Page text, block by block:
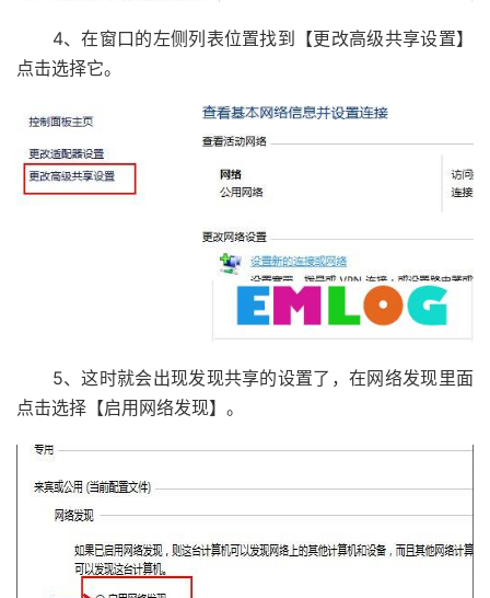
4、在窗口的左侧列表位置找到【更改高级共享设置】
点击选择它。
5、这时就会出现发现共享的设置了，在网络发现里面
点击选择【启用网络发现】。